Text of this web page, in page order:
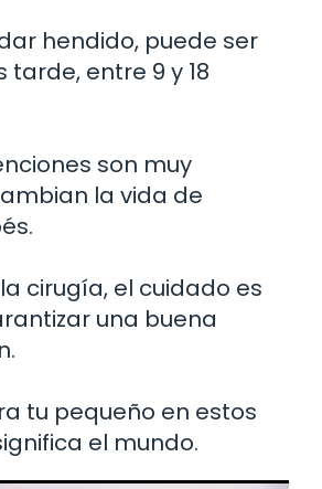
hendido, puede ser
tarde, entre 9 y 18
son muy
la vida de
cirugía, el cuidado es
una buena
tu pequeño en estos
el mundo.